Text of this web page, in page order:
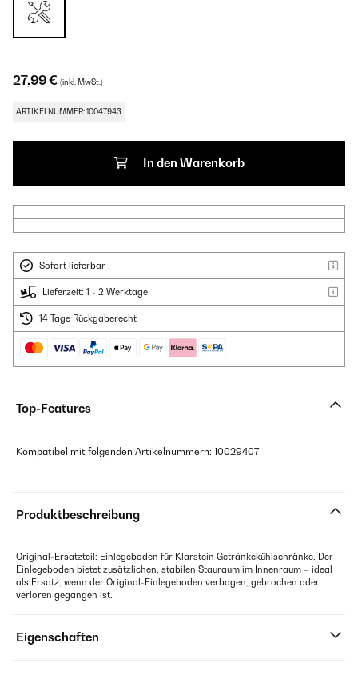
27,99 € (inkl. MwSt.)
ARTIKELNUMMER: 10047943
In den Warenkorb
Sofort lieferbar
Lieferzeit: 1 - 2 Werktage
14 Tage Rückgaberecht
Top-Features
Kompatibel mit folgenden Artikelnummern: 10029407
Produktbeschreibung
Original-Ersatzteil: Einlegeboden für Klarstein Getränkekühlschränke. Der
Einlegeboden bietet zusätzlichen, stabilen Stauraum im Innenraum – ideal
als Ersatz, wenn der Original-Einlegeboden verbogen, gebrochen oder
verloren gegangen ist.
Eigenschaften